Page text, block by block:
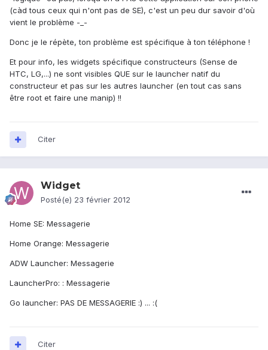
(càd tous ceux qui n'ont pas de SE), c'est un peu dur savoir d'où
vient le problème -_-
Donc je le répète, ton problème est spécifique à ton téléphone !
Et pour info, les widgets spécifique constructeurs (Sense de
HTC, LG,...) ne sont visibles QUE sur le launcher natif du
constructeur et pas sur les autres launcher (en tout cas sans
être root et faire une manip) !!
Citer
Widget
Posté(e) 23 février 2012
Home SE: Messagerie
Home Orange: Messagerie
ADW Launcher: Messagerie
LauncherPro: : Messagerie
Go launcher: PAS DE MESSAGERIE :) ... :(
Citer